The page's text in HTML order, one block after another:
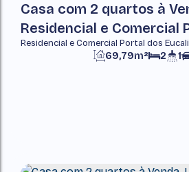
Casa com 2 quartos à
Residencial e Comercial
Eucaliptos -
Residencial e Comercial Portal dos
2 1
69,79m²